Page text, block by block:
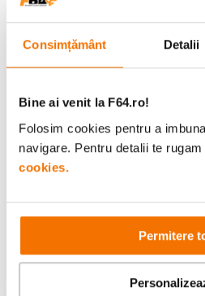
Consimțământ Detalii
Bine ai venit la F64.ro!
Folosim cookies pentru a
navigare. Pentru detalii te
cookies.
Permitere